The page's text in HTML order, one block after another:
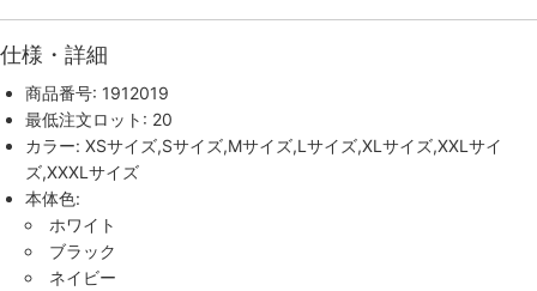
仕様・詳細
商品番号: 1912019
最低注文ロット: 20
カラー: XSサイズ,Sサイズ,Mサイズ,Lサイズ,XLサイズ,XXLサイ
ズ,XXXLサイズ
本体色:
ホワイト
ブラック
ネイビー